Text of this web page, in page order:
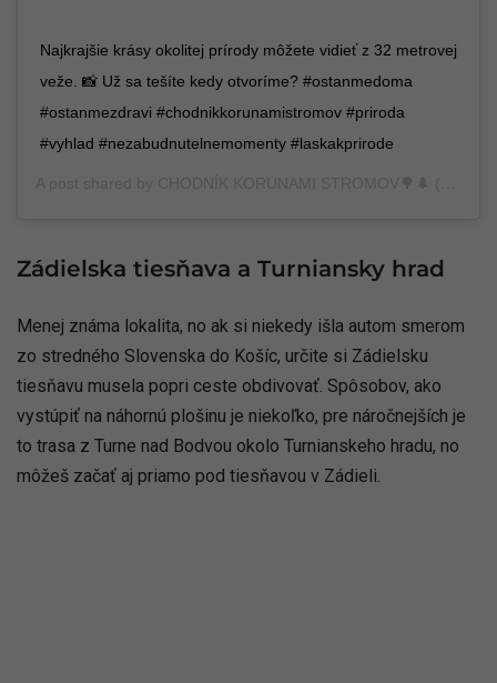
Najkrajšie krásy okolitej prírody môžete vidieť z 32 metrovej
veže. 📸 Už sa tešíte kedy otvoríme? #ostanmedoma
#ostanmezdravi #chodnikkorunamistromov #priroda
#vyhlad #nezabudnutelnemomenty #laskakprirode
Zádielska tiesňava a Turniansky hrad
Menej známa lokalita, no ak si niekedy išla autom smerom
zo stredného Slovenska do Košíc, určite si Zádielsku
tiesňavu musela popri ceste obdivovať. Spôsobov, ako
vystúpiť na náhornú plošinu je niekoľko, pre náročnejších je
to trasa z Turne nad Bodvou okolo Turnianskeho hradu, no
môžeš začať aj priamo pod tiesňavou v Zádieli.